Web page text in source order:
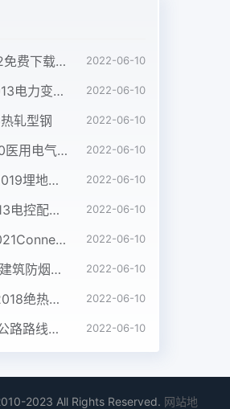
GB 30871-2022免费下载危险化学品企业特殊作业安全规范 2022-06-10
GB/T 1094.1-2013电力变压器 第1部分:总则 2022-06-10
轧型钢 2022-06-10
GB 9706.1-2020医用电气设备 第1部分:基本安全和基本性能的通用要求 2022-06-10
GB/T 19472.1-2019埋地用聚乙烯(PE)结构壁管道系统 第1部分:聚乙烯双壁波纹管材 2022-06-10
JB/T 10216-2013电控配电用电缆桥架 2022-06-10
IEC 63171-6-2021Connectors for electrical and electronic equipment - Part 6: Detail specification for 2-way and 4-way (data/power), shielded, free and fixed connectors for power and data transmission with frequencies up to 600 MHz 2022-06-10
GB 51251-2017建筑防烟排烟系统技术标准 2022-06-10
GB/T 10801.2-2018绝热用挤塑聚苯乙烯泡沫塑料(XPS) 2022-06-10
JTG D20-2017公路路线设计规范 2022-06-10
2023 All Rights Reserved. 网站地